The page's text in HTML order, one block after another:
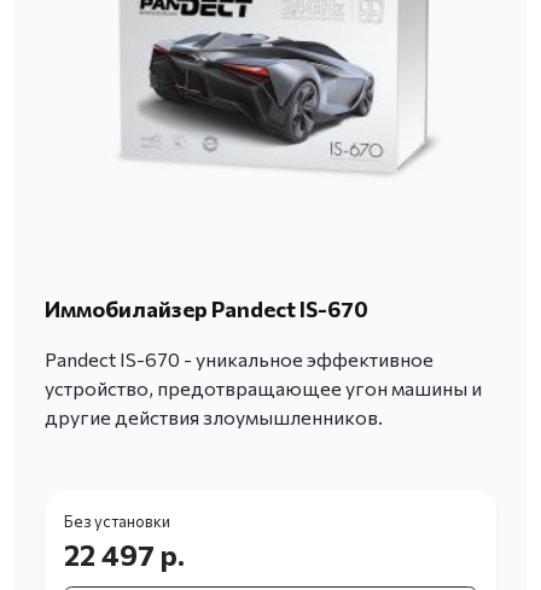
Иммобилайзер Pandect IS-670
Pandect IS-670 - уникальное эффективное
устройство, предотвращающее угон машины и
другие действия злоумышленников.
Без установки
22 497 р.